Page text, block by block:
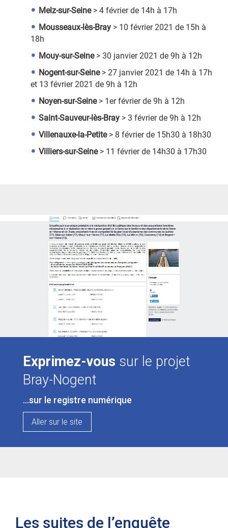
Melz-sur-Seine> 4 février de 14h à 17h
Mousseaux-lès-Bray > 10 février 2021 de 15h à
18h
Mouy-sur-Seine> 30 janvier 2021 de 9h à 12h
Nogent-sur-Seine> 27 janvier 2021 de 14h à 17h
et 13 février 2021 de 9h à 12h
Noyen-sur-Seine> 1er février de 9h à 12h
Saint-Sauveur-lès-Bray > 3 février de 9h à 12h
Villenauxe-la-Petite> 8 février de 15h30 à 18h30
Villiers-sur-Seine> 11 février de 14h30 à 17h30
Exprimez-vous sur le projet
Bray-Nogent
…sur le registre numérique
Aller sur le site
Les suites de l’enquête